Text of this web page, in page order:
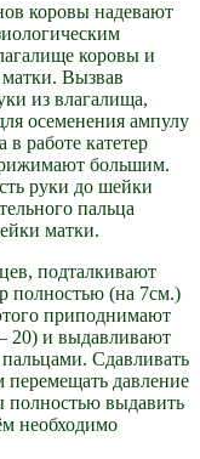
коровы надевают
коровы и
Вызвав
из влагалища,
осеменения ампулу
работе катетер
большим.
руки до шейки
пальца
матки.
подталкивают
полностью (на 7см.)
приподнимают
20) и выдавливают
Сдавливать
давление
выдавить
необходимо